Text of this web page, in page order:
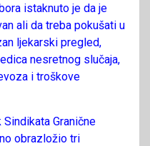
istaknuto je da je
ali da treba pokušati u
ljekarski pregled,
nesretnog slučaja,
i troškove
Granične
obrazložio tri